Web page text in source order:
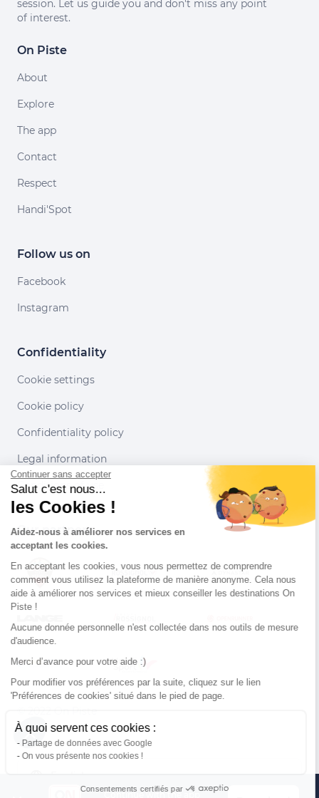
Continue with the app
session. Let us guide you and don't miss any point
of interest.
On Piste
About
Explore
The app
Contact
Respect
Handi'Spot
Follow us on
Facebook
Instagram
Confidentiality
Cookie settings
Cookie policy
Confidentiality policy
Legal information
Conditions of use
Our partners
v. 1.45.0
Continuer sans accepter
Salut c'est nous...
les Cookies !
Aidez-nous à améliorer nos services en
acceptant les cookies.
En acceptant les cookies, vous nous permettez de comprendre
comment vous utilisez la plateforme de manière anonyme. Cela nous
aide à améliorer nos services et mieux conseiller les destinations On
Piste !
Aucune donnée personnelle n'est collectée dans nos outils de mesure
d'audience.
Merci d’avance pour votre aide :)
Pour modifier vos préférences par la suite, cliquez sur le lien
'Préférences de cookies' situé dans le pied de page.
À quoi servent ces cookies :
Partage de données avec Google
On vous présente nos cookies !
Consentements certifiés par